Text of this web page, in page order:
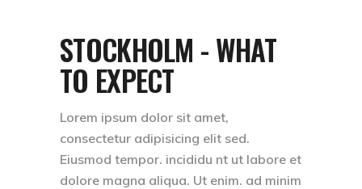
STOCKHOLM - WHAT
TO EXPECT
Lorem ipsum dolor sit amet,
consectetur adipisicing elit sed.
Eiusmod tempor. incididu nt ut labore et
dolore magna aliqua. Ut enim. ad minim